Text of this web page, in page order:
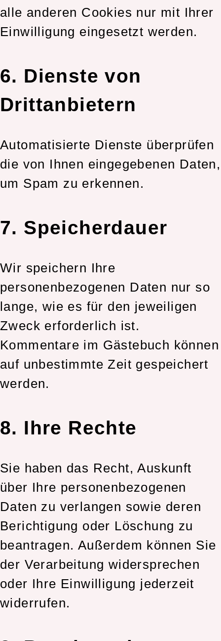
alle anderen Cookies nur mit Ihrer
Einwilligung eingesetzt werden.
6. Dienste von
Drittanbietern
Automatisierte Dienste überprüfen
die von Ihnen eingegebenen Daten,
um Spam zu erkennen.
7. Speicherdauer
Wir speichern Ihre
personenbezogenen Daten nur so
lange, wie es für den jeweiligen
Zweck erforderlich ist.
Kommentare im Gästebuch können
auf unbestimmte Zeit gespeichert
werden.
8. Ihre Rechte
Sie haben das Recht, Auskunft
über Ihre personenbezogenen
Daten zu verlangen sowie deren
Berichtigung oder Löschung zu
beantragen. Außerdem können Sie
der Verarbeitung widersprechen
oder Ihre Einwilligung jederzeit
widerrufen.